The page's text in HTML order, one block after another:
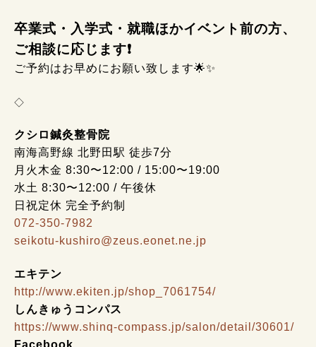
卒業式・入学式・就職ほかイベント前の方、
ご相談に応じます❗
ご予約はお早めにお願い致します🌟✨
◇
クシロ鍼灸整骨院
南海高野線 北野田駅 徒歩7分
月火木金 8:30〜12:00 / 15:00〜19:00
水土 8:30〜12:00 / 午後休
日祝定休 完全予約制
072-350-7982
seikotu-kushiro@zeus.eonet.ne.jp
エキテン
http://www.ekiten.jp/shop_7061754/
しんきゅうコンパス
https://www.shinq-compass.jp/salon/detail/30601/